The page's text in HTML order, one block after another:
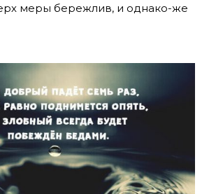
меры бережлив, и однако-же